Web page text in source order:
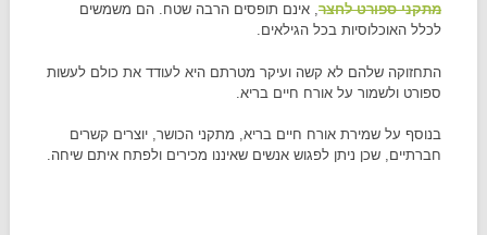
מתקני ספורט לחצר, אינם תופסים הרבה שטח. הם משמשים
לכלל האוכלוסיות בכל הגילאים.
התחזוקה שלהם לא קשה ועיקר מטרתם היא לעודד את כולם לעשות
ספורט ולשמור על אורח חיים בריא.
בנוסף על שמירת אורח חיים בריא, מתקני הכושר, יוצרים קשרים
חברתיים, שכן ניתן לפגוש אנשים שאיננו מכירים ולפתח איתם שיחה.